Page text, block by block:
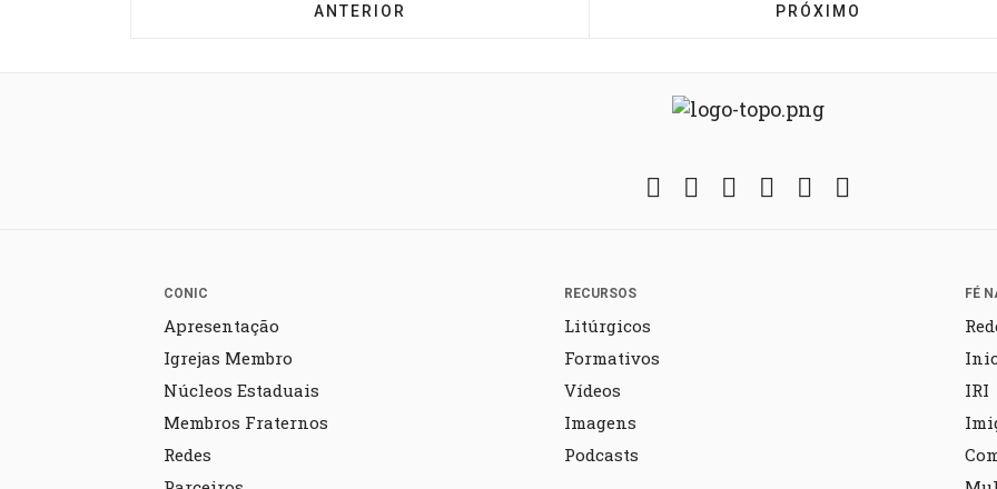
ARTIGO ANTERIOR: CAFÉ TEOLÓGICO 2026 DEBATE FÉ,
ANTERIOR PRÓXIMO ARTIGO:
PRÓXIMO
Facebook
TwitterInstagramYouTube
Fickr
CONIC
Apresentação
Igrejas Membro
Núcleos Estaduais
Membros Fraternos
Redes
RECURSOS
Litúrgicos
Formativos
Vídeos
Imagens
Podcasts
FÉ
IRI